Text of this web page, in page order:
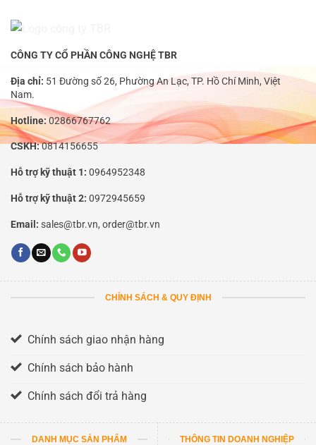
CÔNG TY CỔ PHẦN CÔNG NGHỆ TBR
Địa chỉ: 51 Đường số 26, Phường An Lạc, TP. Hồ Chí Minh, Việt
Nam.
Hotline: 02866767762
CSKH:0814156655
Hỗ trợ kỹ thuật 1: 0964952348
Hỗ trợ kỹ thuật 2: 0972945659
Email: sales@tbr.vn, order@tbr.vn
CHÍNH SÁCH & QUY ĐỊNH
Chính sách giao nhận hàng
Chính sách bảo hành
Chính sách đổi trả hàng
DANH MỤC SẢN PHẨM THÔNG TIN DOANH NGHIỆP